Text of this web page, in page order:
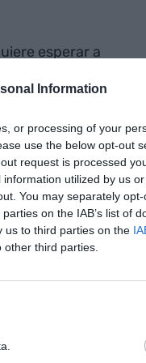
Information
or processing of your
use the below opt-out
request is processed
utilized by us
You may separately
on the IAB’s list of
us to third parties on the
third parties.
esperar a
vivienda. De
ya este
de los
de la CE para la
las reglas
la construcción
inversión" en
facilitar el
las